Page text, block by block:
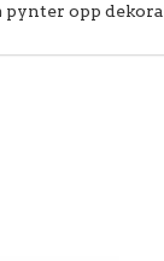
opp